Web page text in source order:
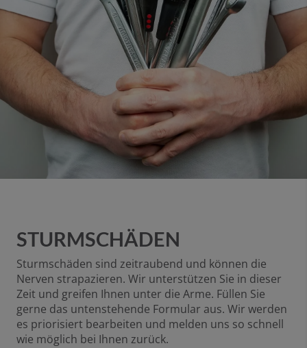
STURMSCHÄDEN
Sturmschäden sind zeitraubend und können die
Nerven strapazieren. Wir unterstützen Sie in dieser
Zeit und greifen Ihnen unter die Arme. Füllen Sie
gerne das untenstehende Formular aus. Wir werden
es priorisiert bearbeiten und melden uns so schnell
wie möglich bei Ihnen zurück.